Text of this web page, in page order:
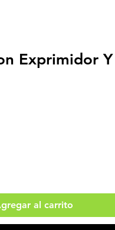
Exprimidor Y
al carrito